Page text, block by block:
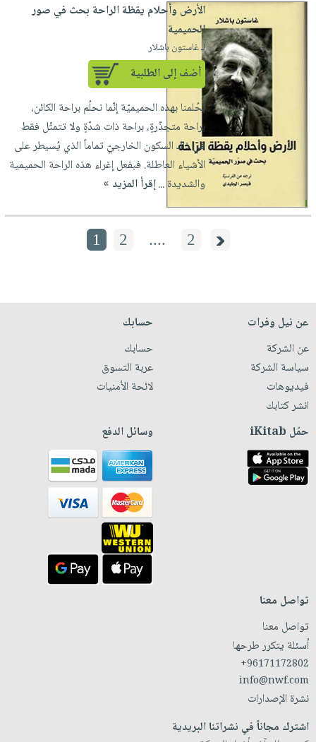
الأرض وأحلام يقظة الراحة بحث في صور
الحميمية
لـ غاستون باشلار
أضف إلى الطلبية
بحُلمنا بهذه الحميميّة إنّما نحلُم براحة الكائن،
براحة متجذّرةٍ، براحة ذات شدّةٍ ولا تتمثّل فقط
في ذاك السكون الخارجيّ تماماً الذي يُسيطر على
الأشياء العاطلة. فبفعل إغراء هذه الراحة الحميمية
والشديدة ...إقرأ المزيد »
1 2 .... 2
عن نيل وفرات
عن الشركة
سياسة الشركة
فيديوهات
انشر كتابك
حسابك
حسابك
عربة التسوق
لائحة الأمنيات
حمّل iKitab وسائل الدفع
تواصل معنا
تواصل معنا
أسئلة يتكرر طرحها
+96171172802
info@nwf.com
نشرة الإصدارات
اشترك مجاناً في نشراتنا البريدية